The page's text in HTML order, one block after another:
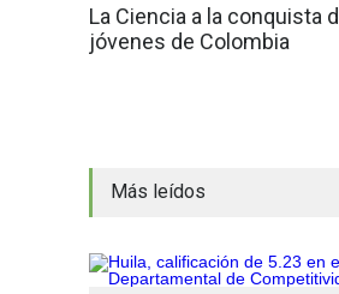
La Ciencia a la conquista
jóvenes de Colombia
Más leídos